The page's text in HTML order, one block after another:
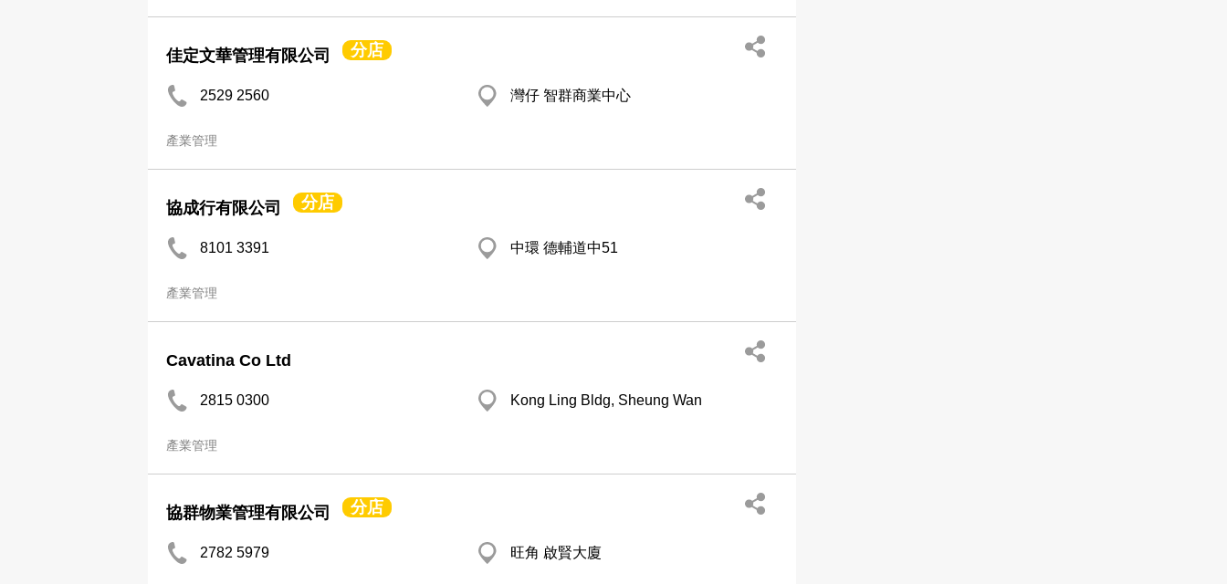
佳定文華管理有限公司 分店
2529 2560 灣仔 智群商業中心
產業管理
協成行有限公司 分店
8101 3391 中環 德輔道中51
產業管理
Cavatina Co Ltd
2815 0300 Kong Ling Bldg, Sheung Wan
產業管理
協群物業管理有限公司 分店
2782 5979 旺角 啟賢大廈